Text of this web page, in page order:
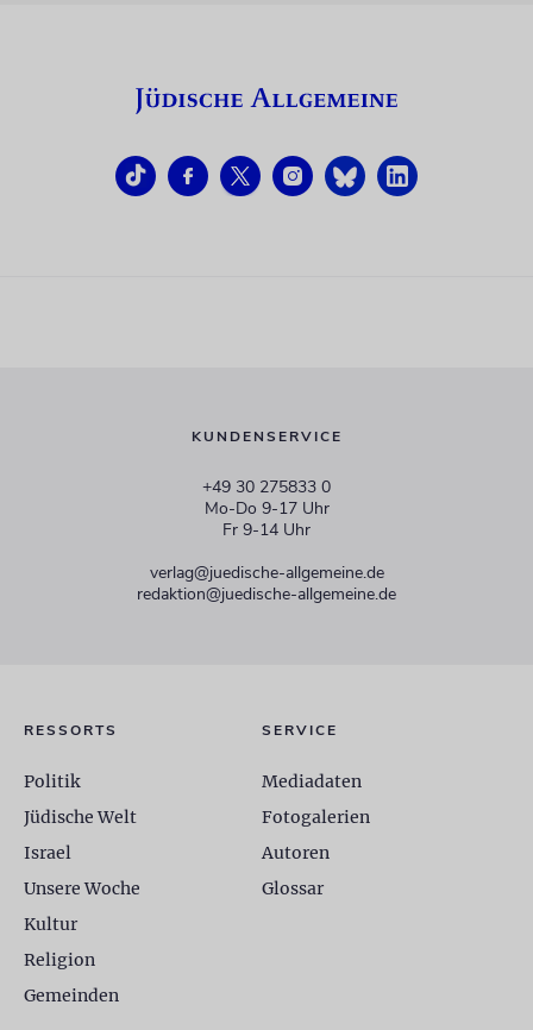
KUNDENSERVICE
+49 30 275833 0
Mo-Do 9-17 Uhr
Fr 9-14 Uhr
verlag@juedische-allgemeine.de
redaktion@juedische-allgemeine.de
RESSORTS
Politik
Jüdische Welt
Israel
Unsere Woche
Kultur
Religion
Gemeinden
SERVICE
Mediadaten
Fotogalerien
Autoren
Glossar